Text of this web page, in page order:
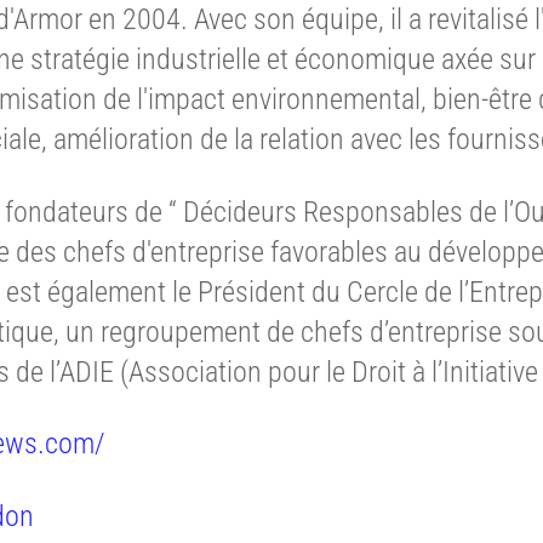
en 2004. Avec son équipe, il a revitalisé
stratégie industrielle et économique axée
de l'impact environnemental, bien-être
amélioration de la relation avec les
de “ Décideurs Responsables de
des chefs d'entreprise favorables au
également le Président du Cercle de
un regroupement de chefs d’entreprise
de l’ADIE (Association pour le Droit à